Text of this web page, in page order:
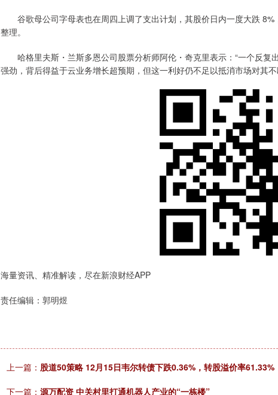
谷歌母公司字母表也在周四上调了支出计划，其股价日内一度大跌 8%
整理。
哈格里夫斯・兰斯多恩公司股票分析师阿伦・奇克里表示：“一个反复
强劲，背后得益于云业务增长超预期，但这一利好仍不足以抵消市场对其
海量资讯、精准解读，尽在新浪财经APP
责任编辑：郭明煜
上一篇： 股道50策略 12月15日韦尔转债下跌0.36%，转股溢价率61.33%
下一篇： 源万配资 中关村里打通机器人产业的“一栋楼”